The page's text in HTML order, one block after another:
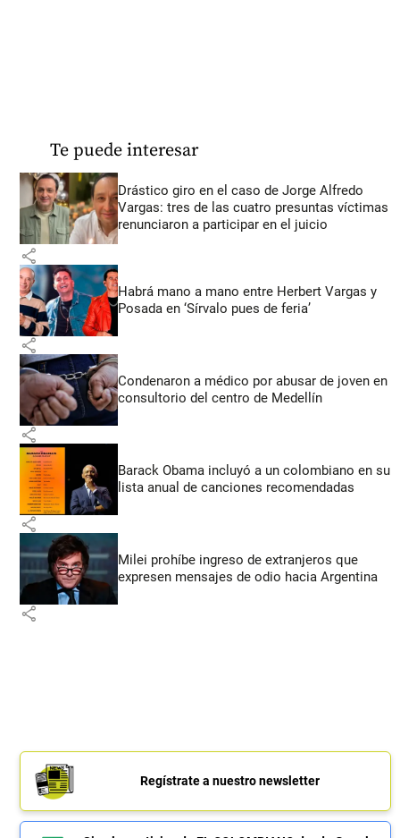
Te puede interesar
Drástico giro en el caso de Jorge Alfredo
Vargas: tres de las cuatro presuntas víctimas
renunciaron a participar en el juicio
share
Habrá mano a mano entre Herbert Vargas y
Posada en ‘Sírvalo pues de feria’
share
Condenaron a médico por abusar de joven en
consultorio del centro de Medellín
share
Barack Obama incluyó a un colombiano en su
lista anual de canciones recomendadas
share
Milei prohíbe ingreso de extranjeros que
expresen mensajes de odio hacia Argentina
share
Regístrate a nuestro newsletter